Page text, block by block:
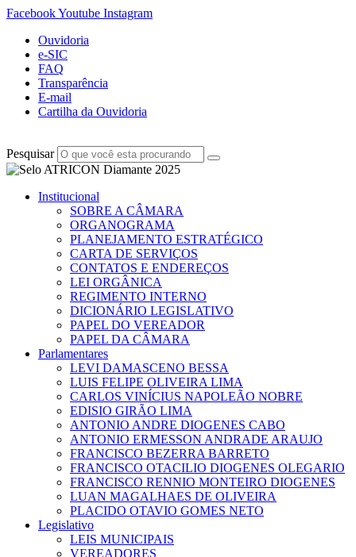
FacebookYoutube Instagram
Ouvidoria
e-SIC
FAQ
Transparência
E-mail
Cartilha da Ouvidoria
Pesquisar
Institucional
SOBRE A CÂMARA
ORGANOGRAMA
PLANEJAMENTO ESTRATÉGICO
CARTA DE SERVIÇOS
CONTATOS E ENDEREÇOS
LEI ORGÂNICA
REGIMENTO INTERNO
DICIONÁRIO LEGISLATIVO
PAPEL DO VEREADOR
PAPEL DA CÂMARA
Parlamentares
LEVI DAMASCENO BESSA
LUIS FELIPE OLIVEIRA LIMA
CARLOS VINÍCIUS NAPOLEÃO NOBRE
EDISIO GIRÃO LIMA
ANTONIO ANDRE DIOGENES CABO
ANTONIO ERMESSON ANDRADE ARAUJO
FRANCISCO BEZERRA BARRETO
FRANCISCO OTACILIO DIOGENES OLEGARIO
FRANCISCO RENNIO MONTEIRO DIOGENES
LUAN MAGALHAES DE OLIVEIRA
PLACIDO OTAVIO GOMES NETO
Legislativo
LEIS MUNICIPAIS
VEREADORES